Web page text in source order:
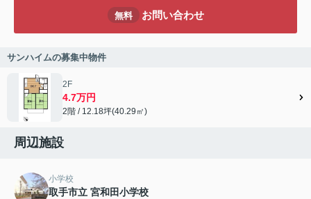
無料 お問い合わせ
サンハイムの募集中物件
2F
4.7万円
2階 / 12.18坪(40.29㎡)
周辺施設
小学校
取手市立 宮和田小学校